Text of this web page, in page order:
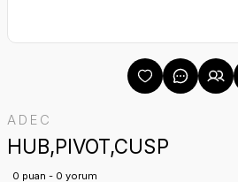
ADEC
HUB,PIVOT,CUSP
0 puan - 0 yorum